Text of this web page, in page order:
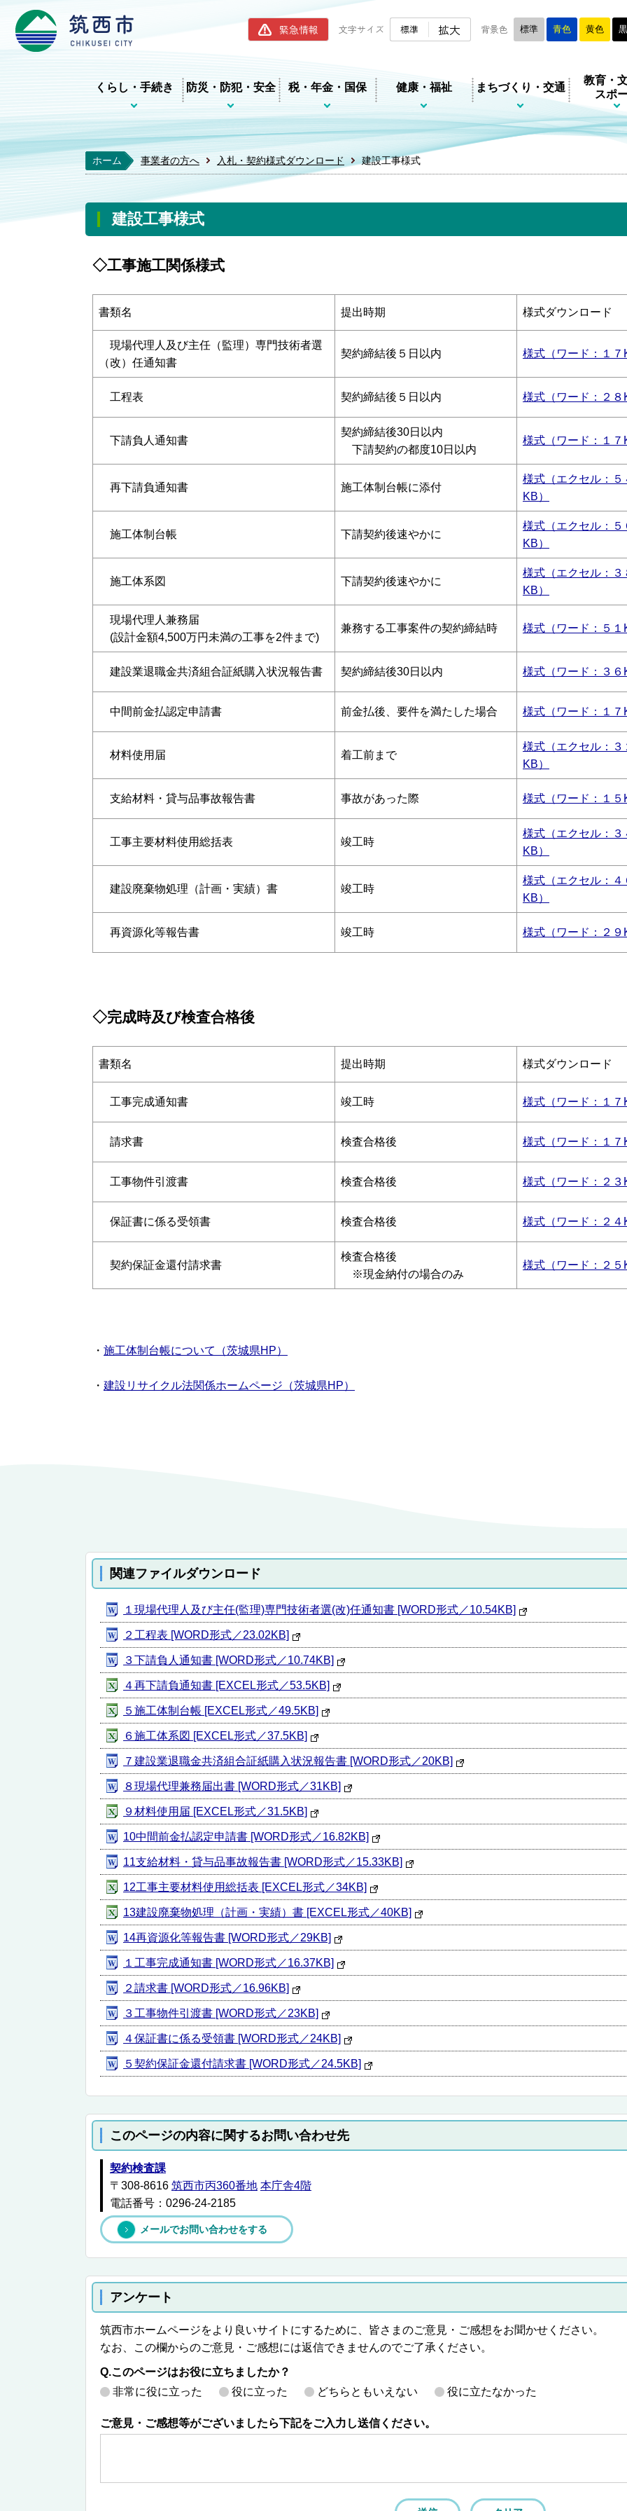
筑西市ホームページ
緊急情報 文字サイズ 標準 拡大 背景色 標準 青色 黄色
くらし・手続き 防災・防犯・安全 税・年金・国保 健康・福祉 まちづくり・交通
教育・
スポ
ホーム 事業者の方へ 入札・契約様式ダウンロード 建設工事様式
建設工事様式
◇工事施工関係様式
書類名 提出時期 様式ダウンロード
現場代理人及び主任（監理）専門技術者選
（改）任通知書
契約締結後５日以内 様式（ワード：１７
工程表 契約締結後５日以内 様式（ワード：２８
下請負人通知書
契約締結後30日以内
下請契約の都度10日以内
様式（ワード：１７
再下請負通知書 施工体制台帳に添付
様式（エクセル：５
KB）
施工体制台帳 下請契約後速やかに
様式（エクセル：５
KB）
施工体系図 下請契約後速やかに
様式（エクセル：３
KB）
現場代理人兼務届
(設計金額4,500万円未満の工事を2件まで)
兼務する工事案件の契約締結時 様式（ワード：５１
建設業退職金共済組合証紙購入状況報告書 契約締結後30日以内 様式（ワード：３６
中間前金払認定申請書 前金払後、要件を満たした場合 様式（ワード：１７
材料使用届 着工前まで
様式（エクセル：３
KB）
支給材料・貸与品事故報告書 事故があった際 様式（ワード：１５
工事主要材料使用総括表 竣工時
様式（エクセル：３
KB）
建設廃棄物処理（計画・実績）書 竣工時
様式（エクセル：４
KB）
再資源化等報告書 竣工時 様式（ワード：２９
◇完成時及び検査合格後
書類名 提出時期 様式ダウンロード
工事完成通知書 竣工時 様式（ワード：１７
請求書 検査合格後 様式（ワード：１７
工事物件引渡書 検査合格後 様式（ワード：２３
保証書に係る受領書 検査合格後 様式（ワード：２４
契約保証金還付請求書
検査合格後
※現金納付の場合のみ
様式（ワード：２５
・ 施工体制台帳について（茨城県HP）
・ 建設リサイクル法関係ホームページ（茨城県HP）
関連ファイルダウンロード
１現場代理人及び主任(監理)専門技術者選(改)任通知書 [WORD形式／10.54KB]
２工程表 [WORD形式／23.02KB]
３下請負人通知書 [WORD形式／10.74KB]
４再下請負通知書 [EXCEL形式／53.5KB]
５施工体制台帳 [EXCEL形式／49.5KB]
６施工体系図 [EXCEL形式／37.5KB]
７建設業退職金共済組合証紙購入状況報告書 [WORD形式／20KB]
８現場代理兼務届出書 [WORD形式／31KB]
９材料使用届 [EXCEL形式／31.5KB]
10中間前金払認定申請書 [WORD形式／16.82KB]
11支給材料・貸与品事故報告書 [WORD形式／15.33KB]
12工事主要材料使用総括表 [EXCEL形式／34KB]
13建設廃棄物処理（計画・実績）書 [EXCEL形式／40KB]
14再資源化等報告書 [WORD形式／29KB]
１工事完成通知書 [WORD形式／16.37KB]
２請求書 [WORD形式／16.96KB]
３工事物件引渡書 [WORD形式／23KB]
４保証書に係る受領書 [WORD形式／24KB]
５契約保証金還付請求書 [WORD形式／24.5KB]
このページの内容に関するお問い合わせ先
契約検査課
〒308-8616 筑西市丙360番地 本庁舎4階
電話番号：0296-24-2185
メールでお問い合わせをする
アンケート
筑西市ホームページをより良いサイトにするために、皆さまのご意見・ご感想をお聞かせください。
なお、この欄からのご意見・ご感想には返信できませんのでご了承ください。
Q.このページはお役に立ちましたか？
非常に役に立った
役に立った どちらともいえない 役に立たなかった
ご意見・ご感想等がございましたら下記をご入力し送信ください。